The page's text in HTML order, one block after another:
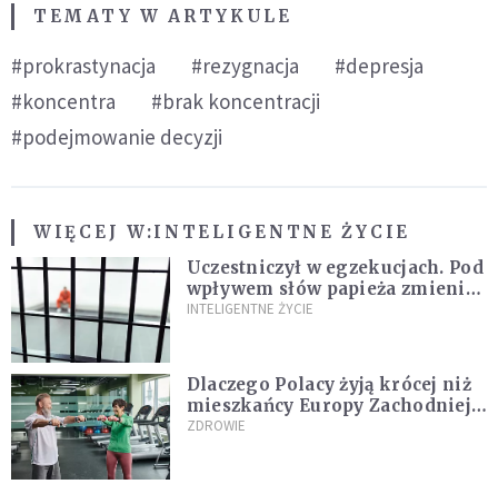
TEMATY W ARTYKULE
#prokrastynacja #rezygnacja
#depresja
#koncentra
#brak koncentracji
#podejmowanie decyzji
WIĘCEJ W:INTELIGENTNE ŻYCIE
Uczestniczył w egzekucjach. Pod
wpływem słów papieża zmienił
zdanie
INTELIGENTNE ŻYCIE
Dlaczego Polacy żyją krócej niż
mieszkańcy Europy Zachodniej?
Ekspertka wskazuje główne
ZDROWIE